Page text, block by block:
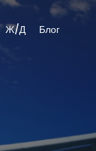
Ж/Д Блог